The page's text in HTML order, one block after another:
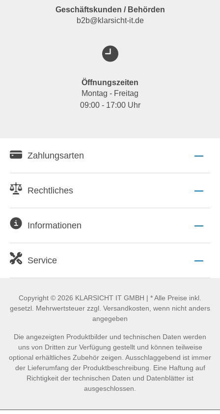
Geschäftskunden / Behörden
b2b@klarsicht-it.de
Öffnungszeiten
Montag - Freitag
09:00 - 17:00 Uhr
Zahlungsarten
Rechtliches
Informationen
Service
Copyright © 2026 KLARSICHT IT GMBH | * Alle Preise inkl.
gesetzl. Mehrwertsteuer zzgl. Versandkosten, wenn nicht anders
angegeben
Die angezeigten Produktbilder und technischen Daten werden
uns von Dritten zur Verfügung gestellt und können teilweise
optional erhältliches Zubehör zeigen. Ausschlaggebend ist immer
der Lieferumfang der Produktbeschreibung. Eine Haftung auf
Richtigkeit der technischen Daten und Datenblätter ist
ausgeschlossen.